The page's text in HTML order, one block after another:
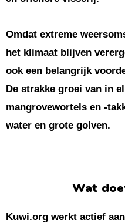
Omdat extreme
het klimaat blijven
ook een belangrijk
De strakke groei van in
mangrovewortels en -
water en grote golven.
Wat
Kuwi.org werkt actief